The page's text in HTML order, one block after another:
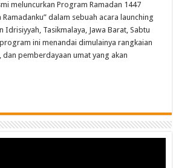
meluncurkan Program Ramadan 1447
dalam sebuah acara launching
Idrisiyyah, Tasikmalaya, Jawa Barat, Sabtu
ini menandai dimulainya rangkaian
dan pemberdayaan umat yang akan